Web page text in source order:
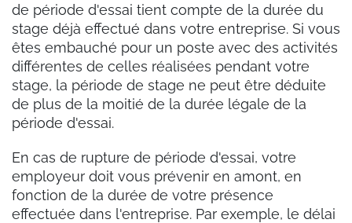
de période d'essai tient compte de la durée du
stage déjà effectué dans votre entreprise. Si vous
êtes embauché pour un poste avec des activités
différentes de celles réalisées pendant votre
stage, la période de stage ne peut être déduite
de plus de la moitié de la durée légale de la
période d'essai.
En cas de rupture de période d'essai, votre
employeur doit vous prévenir en amont, en
fonction de la durée de votre présence
effectuée dans l'entreprise. Par exemple, le délai